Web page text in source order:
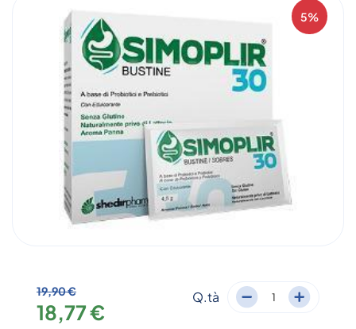
5%
19,90 €
18,77 €
Q.tà